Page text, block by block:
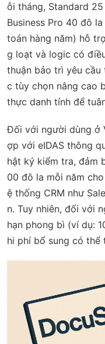
ỗi tháng, Standard
Business Pro 40 đô
toán hàng năm) hỗ
g loạt và logic có
thuận bảo trì yêu cầu
c tùy chọn nâng cao
thực danh tính để
Đối với người dùng ở
ợp với eIDAS thông
hật ký kiểm tra, đảm
00 đô la mỗi năm
ệ thống CRM như
n. Tuy nhiên, đối với
hạn phong bì (ví dụ:
hi phí bổ sung có thể